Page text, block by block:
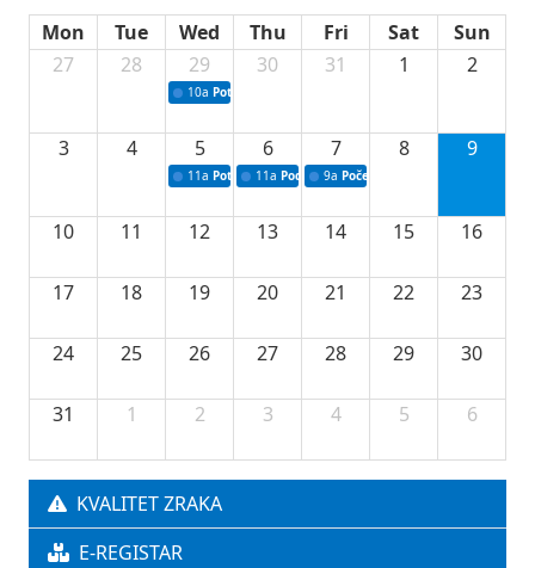
Mon Tue Wed Thu Fri Sat
Sun
27
28 29
10a Potpisivanje ugovora sa neprofitnim
30 31 1 2
3 4 5
11a Potpisivanje ugovora o stipendijama za
6
11a Podrška razvoju vodne infrastrukture u
7
9a Početak izgradnje nove
8 9
10 11 12 13 14 15 16
17 18 19 20 21 22 23
24 25 26 27 28 29 30
31 1 2 3 4 5 6
KVALITET ZRAKA
E-REGISTAR